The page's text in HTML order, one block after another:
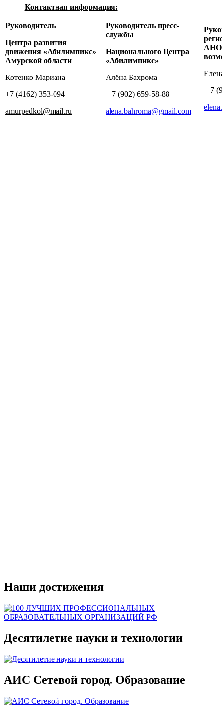
Контактная информация:
Руководитель
Центра развития
движения «Абилимпикс»
Амурской области
Котенко Мариана
+7 (4162) 353-094
amurpedkol@mail.ru
Руководитель пресс-
службы
Национального Центра
«Абилимпикс»
Алёна Бахрома
+ 7 (902) 659-58-88
alena.bahroma@gmail.com
АНО
+ 7
Наши достижения
Десятилетие науки и технологии
АИС Сетевой город. Образование